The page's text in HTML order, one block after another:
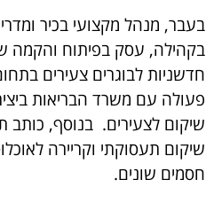
בעבר, מנהל מקצועי בכיר
בקהילה, עסק בפיתוח והקמה
חדשניות לבוגרים צעירים
פעולה עם משרד הבריאות
שיקום לצעירים. בנוסף, כותב
שיקום תעסוקתי וקריירה
חסמים שונים.